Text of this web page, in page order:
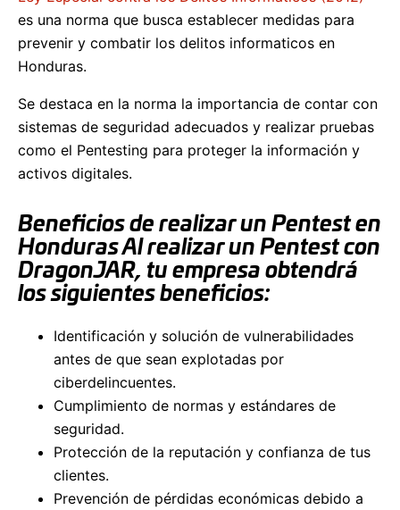
es una norma que busca establecer medidas para
prevenir y combatir los delitos informaticos en
Honduras.
Se destaca en la norma la importancia de contar con
sistemas de seguridad adecuados y realizar pruebas
como el Pentesting para proteger la información y
activos digitales.
Beneficios de realizar un Pentest en
Honduras Al realizar un Pentest con
DragonJAR, tu empresa obtendrá
los siguientes beneficios:
Identificación y solución de vulnerabilidades
antes de que sean explotadas por
ciberdelincuentes.
Cumplimiento de normas y estándares de
seguridad.
Protección de la reputación y confianza de tus
clientes.
Prevención de pérdidas económicas debido a